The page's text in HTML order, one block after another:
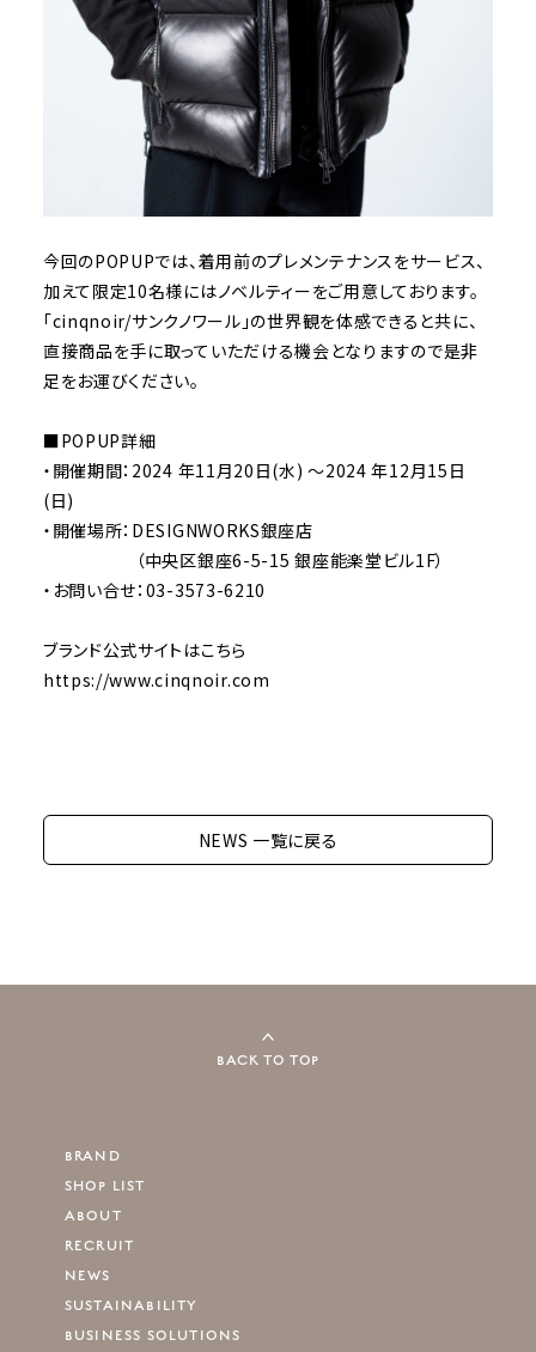
今回のPOPUPでは、着用前のプレメンテナンスをサービス、
加えて限定10名様にはノベルティーをご用意しております。
「cinqnoir/サンクノワール」の世界観を体感できると共に、
直接商品を手に取っていただける機会となりますので是非
足をお運びください。
■POPUP詳細
・開催期間：2024 年11月20日(水) ～2024 年12月15日
(日)
・開催場所：DESIGNWORKS銀座店
（中央区銀座6-5-15 銀座能楽堂ビル1F）
・お問い合せ：03-3573-6210
ブランド公式サイトはこちら
https://www.cinqnoir.com
NEWS 一覧に戻る
BACK TO TOP
BRAND
SHOP LIST
ABOUT
RECRUIT
NEWS
SUSTAINABILITY
BUSINESS SOLUTIONS